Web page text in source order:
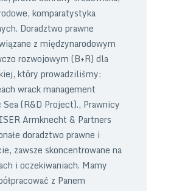
komparatystyka
Doradztwo prawne
z międzynarodowym
rozwojowym (B+R) dla
który prowadziliśmy:
wrack management
(R&D Project)., Prawnicy
Armknecht & Partners
doradztwo prawne i
zawsze skoncentrowane na
i oczekiwaniach. Mamy
z Panem